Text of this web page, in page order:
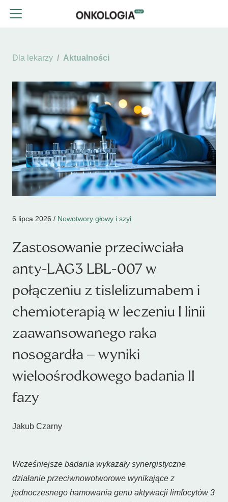
Dla lekarzy Aktualności
6 lipca 2026 / Nowotwory głowy i szyi
Zastosowanie przeciwciała
anty-LAG3 LBL-007 w
połączeniu z tislelizumabem i
chemioterapią w leczeniu I linii
zaawansowanego raka
nosogardła – wyniki
wieloośrodkowego badania II
fazy
Jakub Czarny
Wcześniejsze badania wykazały synergistyczne
działanie przeciwnowotworowe wynikające z
jednoczesnego hamowania genu aktywacji limfocytów 3